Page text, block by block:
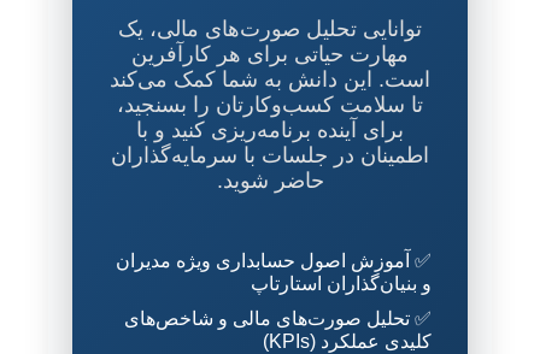
توانایی تحلیل صورت‌های مالی، یک
مهارت حیاتی برای هر کارآفرین
است. این دانش به شما کمک می‌کند
تا سلامت کسب‌وکارتان را بسنجید،
برای آینده برنامه‌ریزی کنید و با
اطمینان در جلسات با سرمایه‌گذاران
حاضر شوید.
✅ آموزش اصول حسابداری ویژه مدیران
و بنیان‌گذاران استارتاپ
✅ تحلیل صورت‌های مالی و شاخص‌های
کلیدی عملکرد (KPIs)